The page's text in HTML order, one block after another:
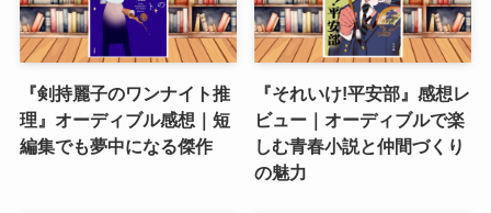
『剣持麗子のワンナイト推
理』オーディブル感想｜短
編集でも夢中になる傑作
『それいけ!平安部』感想レ
ビュー｜オーディブルで楽
しむ青春小説と仲間づくり
の魅力